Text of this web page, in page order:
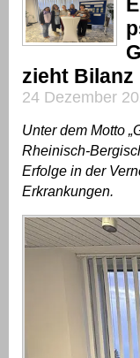
zieht Bilanz
24 Dezember
Unter dem Motto
Rheinisch-
Erfolge in der
Erkrankungen.